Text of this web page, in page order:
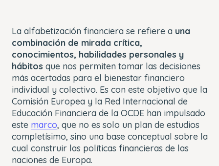
La alfabetización financiera se refiere a una
combinación de mirada crítica,
conocimientos, habilidades personales y
hábitos que nos permiten tomar las decisiones
más acertadas para el bienestar financiero
individual y colectivo. Es con este objetivo que la
Comisión Europea y la Red Internacional de
Educación Financiera de la OCDE han impulsado
este marco, que no es solo un plan de estudios
completísimo, sino una base conceptual sobre la
cual construir las políticas financieras de las
naciones de Europa.